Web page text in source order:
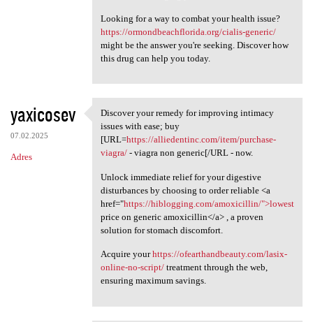
Looking for a way to combat your health issue?
https://ormondbeachflorida.org/cialis-generic/
might be the answer you're seeking. Discover how
this drug can help you today.
yaxicosev
07.02.2025
Adres
Discover your remedy for
Discover your remedy for improving intimacy
issues with ease; buy
[URL=https://alliedentinc.com/item/purchase-
viagra/- viagra non generic[/URL - now.
Unlock immediate relief for your digestive
disturbances by choosing to order reliable <a
href="https://hiblogging.com/amoxicillin/">lowest
price on generic amoxicillin</a> , a proven
solution for stomach discomfort.
Acquire yourhttps://ofearthandbeauty.com/lasix-
online-no-script/treatment through the web,
ensuring maximum savings.